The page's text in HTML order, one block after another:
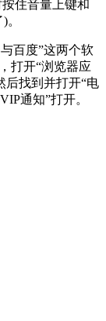
住音量上键和
百度”这两个软
打开“浏览器应
后找到并打开“电
通知”打开。